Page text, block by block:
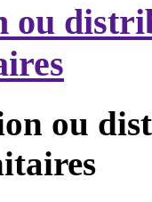
ou
ou